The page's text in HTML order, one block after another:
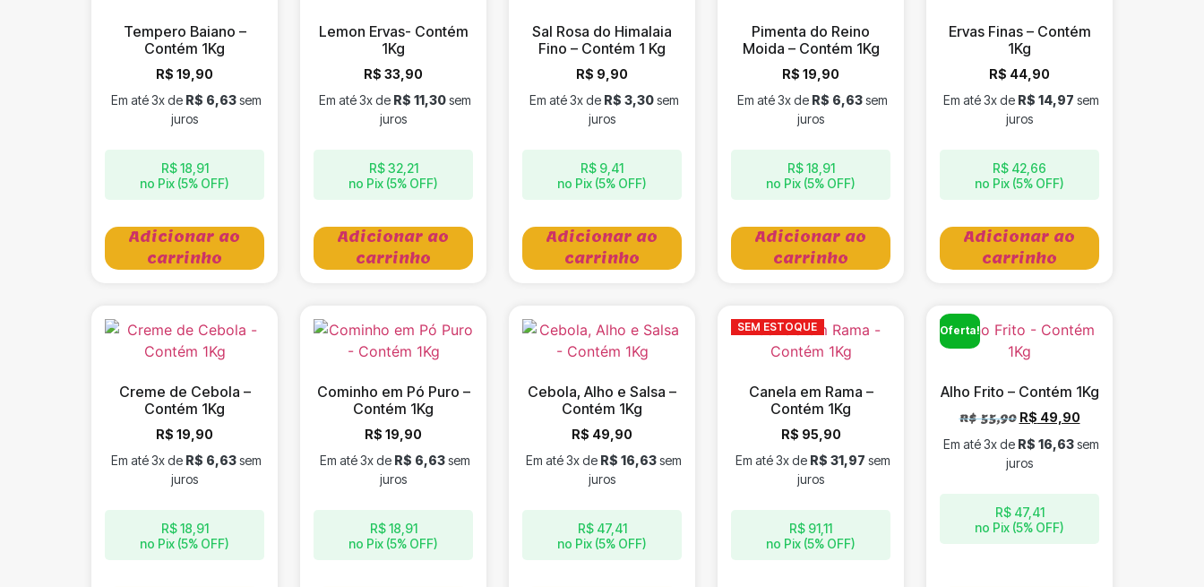
Tempero Baiano –
Contém 1Kg
R$ 19,90
R$18,91
no Pix (5% OFF)
Em até 3x de R$ 6,63sem
juros
Adicionar ao
carrinho
Lemon Ervas- Contém
1Kg
R$ 33,90
R$32,21
no Pix (5% OFF)
Em até 3x de R$ 11,30sem
juros
Adicionar ao
carrinho
Sal Rosa do Himalaia
Fino – Contém 1 Kg
R$ 9,90
R$ 9,41
no Pix (5% OFF)
Em até 3x de R$ 3,30sem
juros
Adicionar ao
carrinho
Pimenta do Reino
Moida – Contém 1Kg
R$ 19,90
R$18,91
no Pix (5% OFF)
Em até 3x de R$ 6,63sem
juros
Adicionar ao
carrinho
Ervas Finas – Contém
1Kg
R$ 44,90
R$ 42,66
no Pix (5% OFF)
Em até 3x de R$ 14,97 sem
juros
Adicionar ao
carrinho
Creme de Cebola –
Contém 1Kg
R$ 19,90
R$18,91
no Pix (5% OFF)
Em até 3x de R$ 6,63sem
juros
Cominho em Pó Puro –
Contém 1Kg
R$ 19,90
R$18,91
no Pix (5% OFF)
Em até 3x de R$ 6,63sem
juros
Cebola, Alho e Salsa –
Contém 1Kg
R$ 49,90
R$47,41
no Pix (5% OFF)
Em até 3x de R$ 16,63sem
juros
SEM ESTOQUE
Canela em Rama –
Contém 1Kg
R$ 95,90
R$ 91,11
no Pix (5% OFF)
Em até 3x de R$ 31,97 sem
juros
Oferta!
Alho Frito – Contém 1Kg
R$55,90 R$ 49,90
R$47,41
no Pix (5% OFF)
Em até 3x de R$ 16,63sem
juros